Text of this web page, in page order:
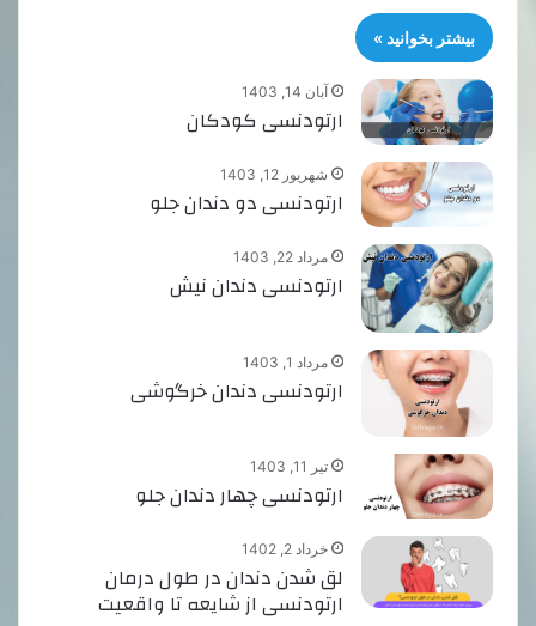
بیشتر بخوانید »
آبان 14, 1403
ارتودنسی کودکان
شهریور 12, 1403
ارتودنسی دو دندان جلو
مرداد 22, 1403
ارتودنسی دندان نیش
مرداد 1, 1403
ارتودنسی دندان خرگوشی
تیر 11, 1403
ارتودنسی چهار دندان جلو
خرداد 2, 1402
لق شدن دندان در طول درمان
ارتودنسی از شایعه تا واقعیت